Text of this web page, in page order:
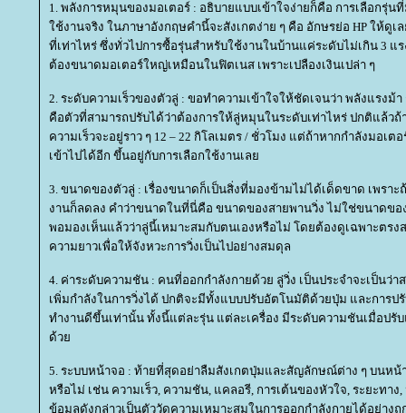
1. พลังการหมุนของมอเตอร์ : อธิบายแบบเข้าใจง่ายก็คือ การเลือกรุ่
ช้งานจริง ในภาษาอังกฤษคำนี้จะสังเกตง่าย ๆ คือ อักษรย่อ HP ให้ดูเ
ที่เท่าไหร่ ซึ่งทั่วไปการซื้อรุ่นสำหรับใช้งานในบ้านแค่ระดับไม่เกิน 3 แ
ต้องขนาดมอเตอร์ใหญ่เหมือนในฟิตเนส เพราะเปลืองเงินเปล่า ๆ
2. ระดับความเร็วของตัวลู่ : ขอทำความเข้าใจให้ชัดเจนว่า พลังแรงม้า
คือตัวที่สามารถปรับได้ว่าต้องการให้ลู่หมุนในระดับเท่าไหร่ ปกติแล้วถ้
ความเร็วจะอยู่ราว ๆ 12 – 22 กิโลเมตร / ชั่วโมง แต่ถ้าหากกำลังมอเต
เข้าไปได้อีก ขึ้นอยู่กับการเลือกใช้งานเล
3. ขนาดของตัวลู่ : เรื่องขนาดก็เป็นสิ่งที่มองข้ามไม่ได้เด็ดขาด เพราะ
งานก็ลดลง คำว่าขนาดในที่นี่คือ ขนาดของสายพานวิ่ง ไม่ใช่ขนาดขอ
พอมองเห็นแล้วว่าลู่นี้เหมาะสมกับตนเองหรือไม่ โดยต้องดูเฉพาะตรง
ความยาวเพื่อให้จังหวะการวิ่งเป็นไปอย่างสมดุล
4. ค่าระดับความชัน : คนที่ออกกำลังกายด้วย ลู่วิ่ง เป็นประจำจะเป็นว่
เพิ่มกำลังในการวิ่งได้ ปกติจะมีทั้งแบบปรับอัตโนมัติด้วยปุ่ม และการป
ทำงานดีขึ้นเท่านั้น ทั้งนี้แต่ละรุ่น แต่ละเครื่อง มีระดับความชันเมื่อปรั
ด้ว
5. ระบบหน้าจอ : ท้ายที่สุดอย่าลืมสังเกตปุ่มและสัญลักษณ์ต่าง ๆ บนหน้
หรือไม่ เช่น ความเร็ว, ความชัน, แคลอรี, การเต้นของหัวใจ, ระยะทาง
ข้อมูลดังกล่าวเป็นตัววัดความเหมาะสมในการออกกำลังกายได้อย่างถู